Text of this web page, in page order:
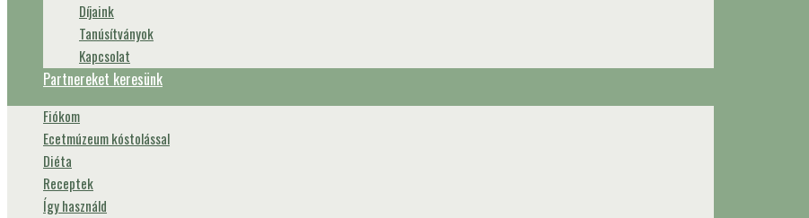
Díjaink
Tanúsítványok
Kapcsolat
Partnereket keresünk
Fiókom
Ecetmúzeum kóstolással
Diéta
Receptek
Így használd